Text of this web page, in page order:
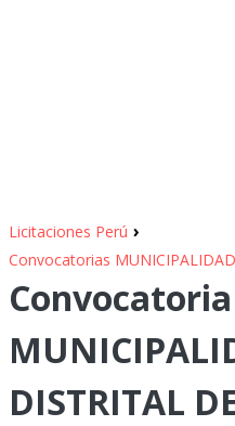
Licitaciones Perú ›
Convocatorias
Convocatoria
DISTRITAL